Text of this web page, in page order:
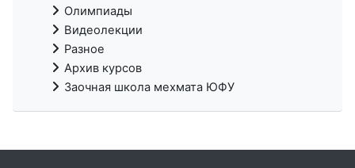
Олимпиады
Видеолекции
Разное
Архив курсов
Заочная школа мехмата ЮФУ